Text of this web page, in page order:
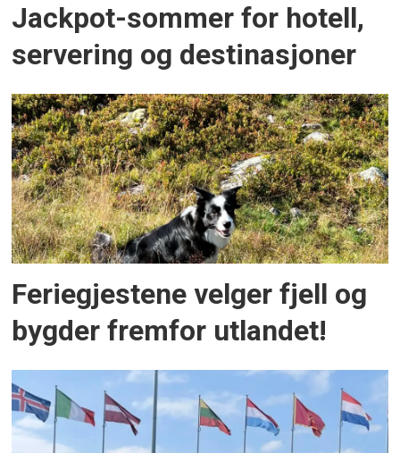
Jackpot-sommer for hotell,
servering og destinasjoner
Feriegjestene velger fjell og
bygder fremfor utlandet!